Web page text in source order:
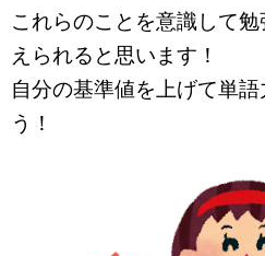
これらのことを意識して
えられると思います！
自分の基準値を上げて単
う！